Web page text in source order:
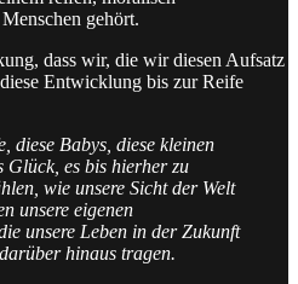
gehört.
dass wir, die wir diesen Aufsatz
Entwicklung bis zur Reife
diese Babys, diese kleinen
Glück, es bis hierher zu
wie unsere Sicht der Welt
unsere eigenen
unsere Leben in der Zukunft
hinaus tragen.